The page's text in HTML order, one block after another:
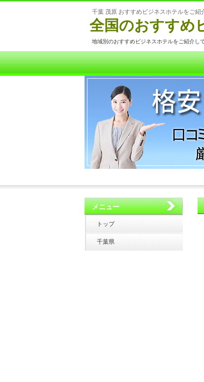
千葉 茂原 おすすめビジネスホテルをご紹
全国のおすすめ
地域別のおすすめビジネスホテルをご紹介し
メニュー
トップ
千葉県